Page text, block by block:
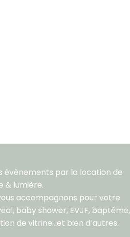
évènements par la location de
& lumière.
accompagnons pour votre
baby shower, EVJF, baptême,
de vitrine…et bien d’autres.